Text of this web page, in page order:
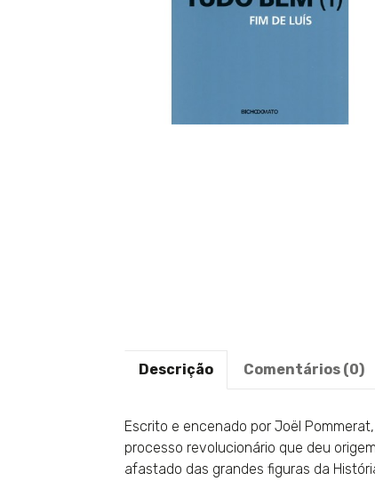
Descrição Comentários (0)
Escrito e encenado por Joël
processo revolucionário que deu
afastado das grandes figuras da